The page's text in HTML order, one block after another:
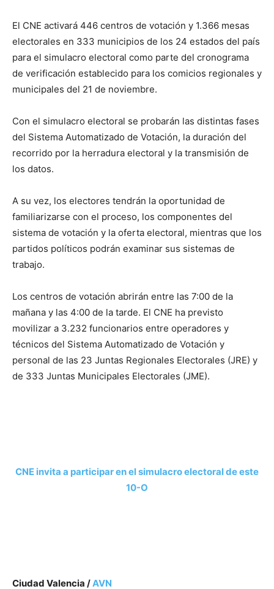
El CNE activará 446 centros de votación y 1.366 mesas
electorales en 333 municipios de los 24 estados del país
para el simulacro electoral como parte del cronograma
de verificación establecido para los comicios regionales y
municipales del 21 de noviembre.
Con el simulacro electoral se probarán las distintas fases
del Sistema Automatizado de Votación, la duración del
recorrido por la herradura electoral y la transmisión de
los datos.
A su vez, los electores tendrán la oportunidad de
familiarizarse con el proceso, los componentes del
sistema de votación y la oferta electoral, mientras que los
partidos políticos podrán examinar sus sistemas de
trabajo.
Los centros de votación abrirán entre las 7:00 de la
mañana y las 4:00 de la tarde. El CNE ha previsto
movilizar a 3.232 funcionarios entre operadores y
técnicos del Sistema Automatizado de Votación y
personal de las 23 Juntas Regionales Electorales (JRE) y
de 333 Juntas Municipales Electorales (JME).
CNE invita a participar en el simulacro electoral de este
10-O
Ciudad Valencia /AVN